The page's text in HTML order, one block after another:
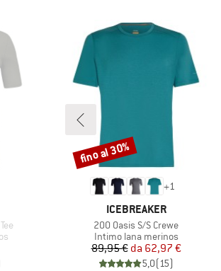
+1
MARCHIO
ICEBREAKER
Articolo
200 Oasis S/S Crewe
Gruppo di prodotti
Intimo lana merinos
Prezzo
89,95 € Prezzo ridotto
da 62,97 €
5,0(15)
Sconto
fino al 30%